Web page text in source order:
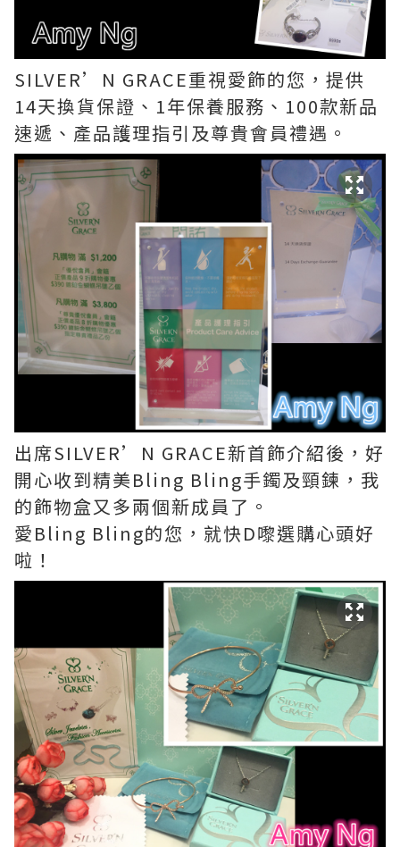
SILVER’N GRACE重視愛飾的您，提供
14天換貨保證、1年保養服務、100款新品
速遞、產品護理指引及尊貴會員禮遇。
出席SILVER’N GRACE新首飾介紹後，好
開心收到精美Bling Bling手鐲及頸鍊，我
的飾物盒又多兩個新成員了。
愛Bling Bling的您，就快D嚟選購心頭好
啦！